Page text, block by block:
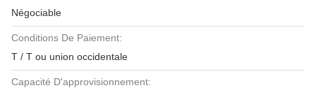
Négociable
Conditions De Paiement:
T / T ou union occidentale
Capacité D'approvisionnement: